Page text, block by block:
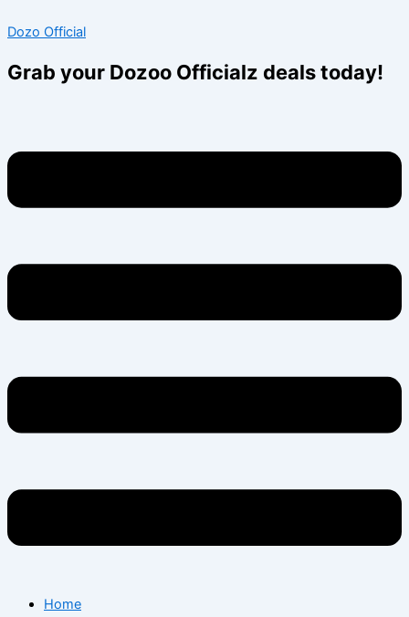
to
Dozo Official
Grab your Dozoo Officialz deals today!
Home